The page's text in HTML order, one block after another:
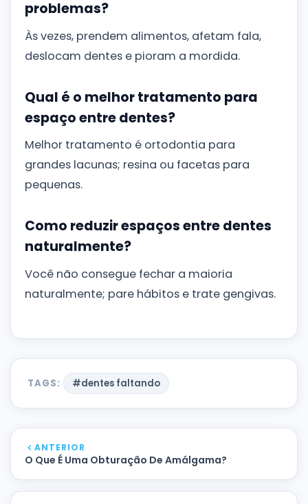
problemas?
Às vezes, prendem alimentos, afetam fala,
deslocam dentes e pioram a mordida.
Qual é o melhor tratamento para
espaço entre dentes?
Melhor tratamento é ortodontia para
grandes lacunas; resina ou facetas para
pequenas.
Como reduzir espaços entre dentes
naturalmente?
Você não consegue fechar a maioria
naturalmente; pare hábitos e trate gengivas.
TAGS: #dentes faltando
ANTERIOR
O Que É Uma Obturação De Amálgama?